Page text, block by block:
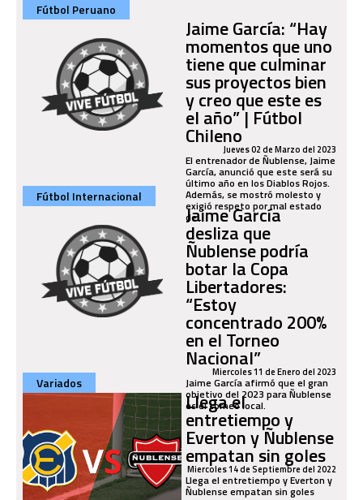
Fútbol Peruano
Jaime García: “Hay
momentos que uno
tiene que culminar
sus proyectos bien
y creo que este es
el año” | Fútbol
ChilenoJueves 02 de Marzo del 2023
El entrenador de Ñublense, Jaime
García, anunció que este será su
último año en los Diablos Rojos.
Además, se mostró molesto y
exigió respeto por mal estado
de...
Fútbol Internacional
Jaime García
desliza que
Ñublense podría
botar la Copa
Libertadores:
“Estoy
concentrado 200%
en el Torneo
Nacional”
Miercoles 11 de Enero del 2023
Jaime García afirmó que el gran
objetivo del 2023 para Ñublense
es el torneo local.
Variados
Llega el
entretiempo y
Everton y Ñublense
empatan sin goles
Miercoles 14 de Septiembre del 2022
Llega el entretiempo y Everton y
Ñublense empatan sin goles